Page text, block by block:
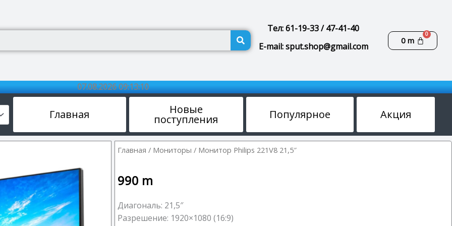
Поиск Тел: 61-19-33 / 47-41-40
E-mail: sput.shop@gmail.com
0m
07.08.2026 09:13:10
Главная Новые
поступления Популярное Акция
Главная / Мониторы / Монитор Philips 221V8 21,5″
990 m
Диагональ: 21,5″
Разрешение: 1920×1080 (16:9)